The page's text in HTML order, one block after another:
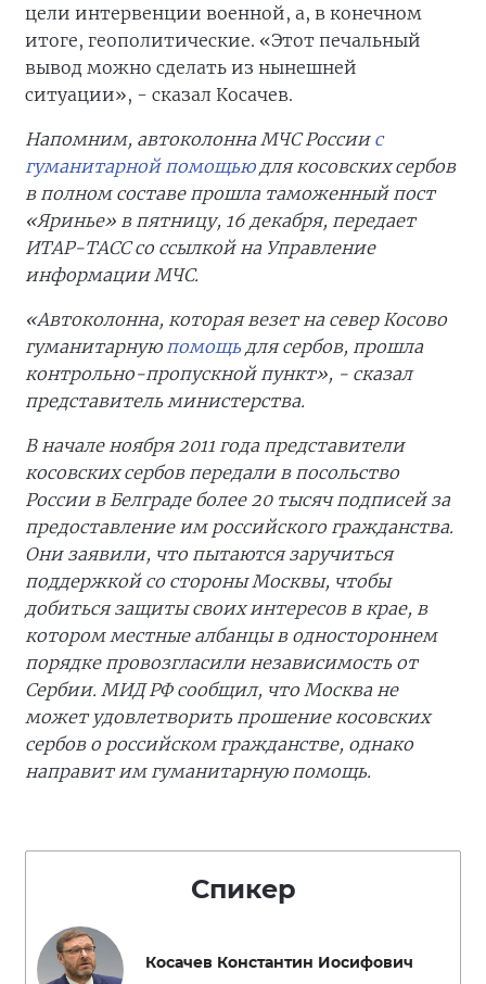
цели интервенции военной, а, в конечном
итоге, геополитические. «Этот печальный
вывод можно сделать из нынешней
ситуации», - сказал Косачев.
Напомним, автоколонна МЧС России с
гуманитарной помощьюдля косовских сербов
в полном составе прошла таможенный пост
«Яринье» в пятницу, 16 декабря, передает
ИТАР-ТАСС со ссылкой на Управление
информации МЧС.
«Автоколонна, которая везет на север Косово
гуманитарную помощь для сербов, прошла
контрольно-пропускной пункт», - сказал
представитель министерства.
В начале ноября 2011 года представители
косовских сербов передали в посольство
России в Белграде более 20 тысяч подписей за
предоставление им российского гражданства.
Они заявили, что пытаются заручиться
поддержкой со стороны Москвы, чтобы
добиться защиты своих интересов в крае, в
котором местные албанцы в одностороннем
порядке провозгласили независимость от
Сербии. МИД РФ сообщил, что Москва не
может удовлетворить прошение косовских
сербов о российском гражданстве, однако
направит им гуманитарную помощь.
Спикер
Косачев Константин Иосифович